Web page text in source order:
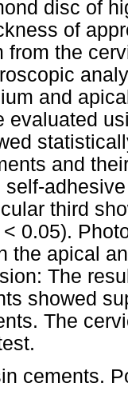
disc of
of
from the
and
evaluated
and
self-
third
0.05).
the apical
The
showed
The
cements.